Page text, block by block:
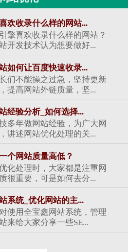
欢收录什么样的网站...
擎喜欢收录什么样的网站？
开发技术认为想要做好...
如何让百度快速收录...
们不能操之过急，坚持更新
提高网站外链质量，坚...
经验分析_如何选择...
多年做网站经验，为广大网
讲述网站优化处理的关...
个网站质量高低？
化处理时，大家都是注重网
很重要，可是如何去分...
系统_优化网站的主...
使用全宝鑫网站系统，管理
来给大家分享一些SE...